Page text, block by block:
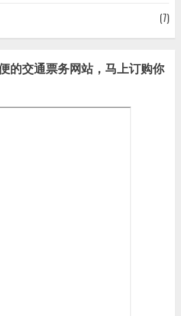
(7)
的交通票务网站，马上订购你